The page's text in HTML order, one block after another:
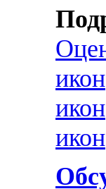
икон
икон
икон